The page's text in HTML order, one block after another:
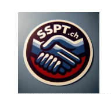
contenu